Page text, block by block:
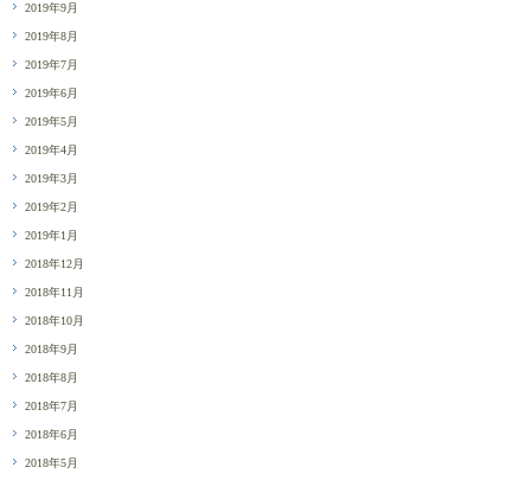
2019年9月
2019年8月
2019年7月
2019年6月
2019年5月
2019年4月
2019年3月
2019年2月
2019年1月
2018年12月
2018年11月
2018年10月
2018年9月
2018年8月
2018年7月
2018年6月
2018年5月